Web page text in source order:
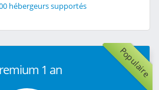
hébergeurs supportés
Populaire
1 an